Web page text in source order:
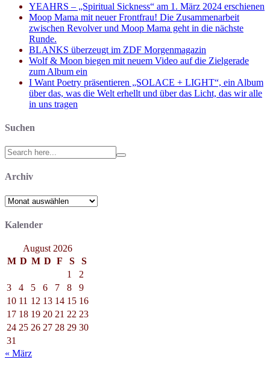
YEAHRS – „Spiritual Sickness“ am 1. März 2024 erschienen
Moop Mama mit neuer Frontfrau! Die Zusammenarbeit
zwischen Revolver und Moop Mama geht in die nächste
Runde.
BLANKS überzeugt im ZDF Morgenmagazin
Wolf & Moon biegen mit neuem Video auf die Zielgerade
zum Album ein
I Want Poetry präsentieren „SOLACE + LIGHT“, ein Album
über das, was die Welt erhellt und über das Licht, das wir alle
in uns tragen
Suchen
Search
for:
Archiv
Archiv
Kalender
August 2026
M D M D F S
S
1
2
3
4 5 6 7 8
9
10 11 12 13 14 15 16
17 18 19 20 21 22 23
24 25 26 27 28 29 30
31
« März